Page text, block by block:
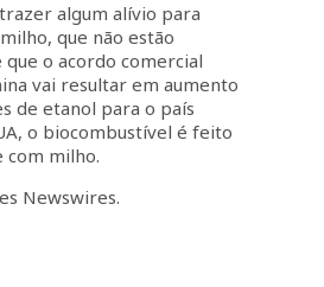
algum alívio para
que não estão
que o acordo comercial
vai resultar em aumento
de etanol para o país
o biocombustível é feito
milho.
Newswires.